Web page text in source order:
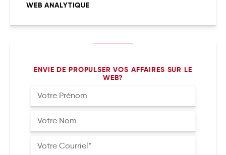
WEB ANALYTIQUE
ENVIE DE PROPULSER VOS AFFAIRES SUR LE
WEB?